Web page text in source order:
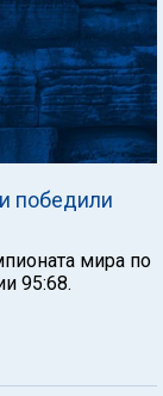
победили
мира по
95:68.